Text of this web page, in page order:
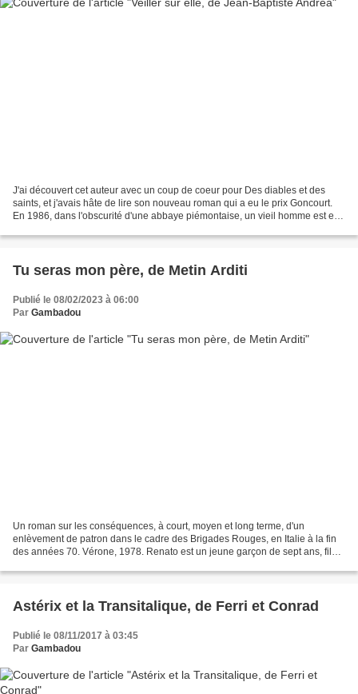
J'ai découvert cet auteur avec un coup de coeur pour Des diables et des
saints, et j'avais hâte de lire son nouveau roman qui a eu le prix Goncourt.
En 1986, dans l'obscurité d'une abbaye piémontaise, un vieil homme est en
Tu seras mon père, de Metin Arditi
Publié le 08/02/2023 à 06:00
Par Gambadou
Un roman sur les conséquences, à court, moyen et long terme, d'un
enlèvement de patron dans le cadre des Brigades Rouges, en Italie à la fin
des années 70. Vérone, 1978. Renato est un jeune garçon de sept ans, fils
Astérix et la Transitalique, de Ferri et Conrad
Publié le 08/11/2017 à 03:45
Par Gambadou